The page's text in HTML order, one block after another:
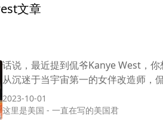
文章
话说，最近提到侃爷Kanye West，
从沉迷于当宇宙第一的女伴改造师，
2023-10-01
这里是美国 - 一直在写的美国君